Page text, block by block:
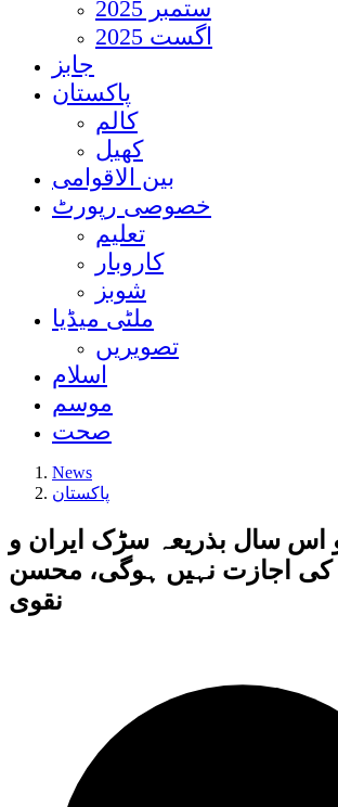
ستمبر 2025
اگست 2025
جابز
پاکستان
کالم
کھیل
بین الاقوامی
خصوصی رپورٹ
تعلیم
کاروبار
شوبز
ملٹی میڈیا
تصویریں
اسلام
موسم
صحت
News
پاکستان
اس سال بذریعہ سڑک ایران و
کی اجازت نہیں ہوگی، محسن
نقوی